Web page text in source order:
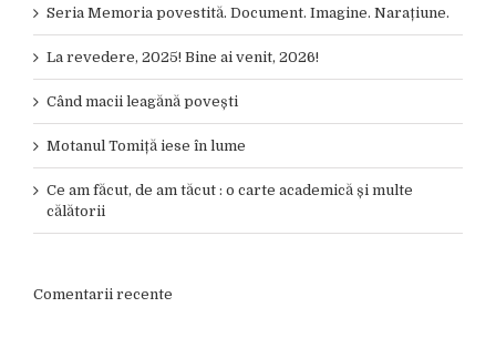
Seria Memoria povestită. Document. Imagine. Narațiune.
La revedere, 2025! Bine ai venit, 2026!
Când macii leagănă povești
Motanul Tomiță iese în lume
Ce am făcut, de am tăcut : o carte academică și multe
călătorii
Comentarii recente